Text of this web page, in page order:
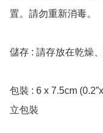
置。請勿重新消毒。
儲存 : 請存放在乾燥
包裝 : 6 x 7.5cm
立包裝